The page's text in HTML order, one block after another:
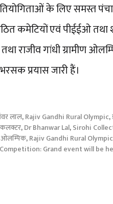
के लिए समस्त
गठित कमेटियों एवं पीईईओ
राजीव गांधी ग्रामीण
प्रयास जारी हैं।
लाल,Rajiv Gandhi Rural Olympic,
कलक्टर,Dr Bhanwar Lal,Sirohi
ओलम्पिक,Rajiv Gandhi Rural
Grand event will be